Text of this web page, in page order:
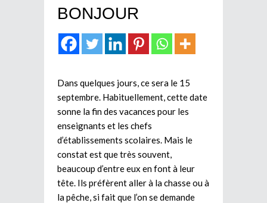
BONJOUR
Dans quelques jours, ce sera le 15
septembre. Habituellement, cette date
sonne la fin des vacances pour les
enseignants et les chefs
d’établissements scolaires. Mais le
constat est que très souvent,
beaucoup d’entre eux en font à leur
tête. Ils préfèrent aller à la chasse ou à
la pêche, si fait que l’on se demande